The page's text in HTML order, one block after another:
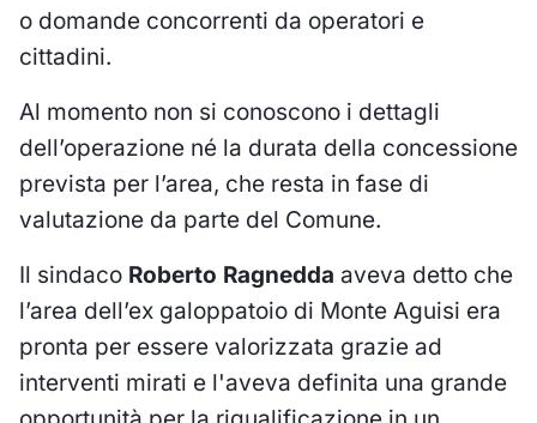
o domande concorrenti da operatori e
cittadini.
Al momento non si conoscono i dettagli
dell’operazione né la durata della concessione
prevista per l’area, che resta in fase di
valutazione da parte del Comune.
Il sindaco Roberto Ragnedda aveva detto che
l’area dell’ex galoppatoio di Monte Aguisi era
pronta per essere valorizzata grazie ad
interventi mirati e l'aveva definita una grande